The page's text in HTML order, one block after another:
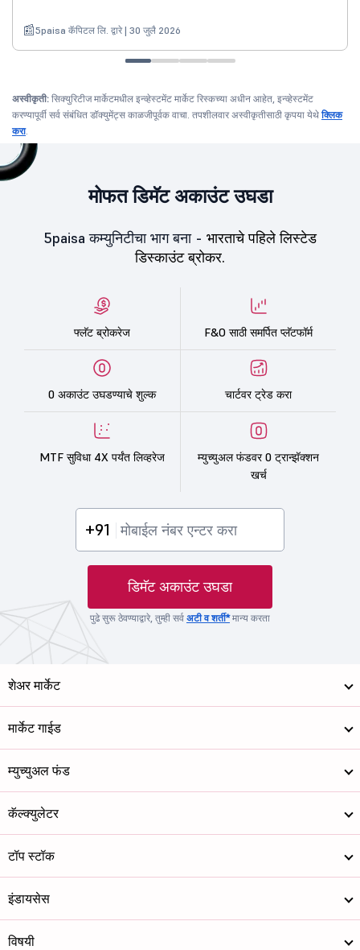
5paisa कॅपिटल लि. द्वारे | 30 जुलै 2026
अस्वीकृती: सिक्युरिटीज मार्केटमधील इन्व्हेस्टमेंट मार्केट रिस्कच्या अधीन आहेत, इन्व्हेस्टमेंट
करण्यापूर्वी सर्व संबंधित डॉक्युमेंट्स काळजीपूर्वक वाचा. तपशीलवार अस्वीकृतीसाठी कृपया येथेक्लिक
करा.
मोफत डिमॅट अकाउंट उघडा
5paisa कम्युनिटीचा भाग बना - भारताचे पहिले लिस्टेड
डिस्काउंट ब्रोकर.
फ्लॅट ब्रोकरेज F&O साठी समर्पित प्लॅटफॉर्म
0 अकाउंट उघडण्याचे शुल्क चार्टवर ट्रेड करा
MTF सुविधा 4X पर्यंत लिव्हरेज
म्युच्युअल फंडवर 0 ट्रान्झॅक्शन
खर्च
+91
डिमॅट अकाउंट उघडा
पुढे सुरू ठेवण्याद्वारे, तुम्ही सर्व अटी व शर्ती*मान्य करता
शेअर मार्केट
मार्केट गाईड
म्युच्युअल फंड
कॅल्क्युलेटर
टॉप स्टॉक
इंडायसेस
विषयी